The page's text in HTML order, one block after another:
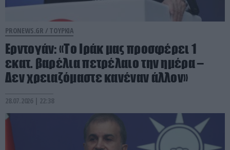
PRONEWS.GR / ΤΟΥΡΚΙΑ
Ερντογάν: «Το Ιράκ μας προσφέρει 1
εκατ. βαρέλια πετρέλαιο την ημέρα –
Δεν χρειαζόμαστε κανέναν άλλον»
28.07.2026 | 22:38